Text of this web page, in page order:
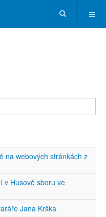
na webových stránkách z
v Husově sboru ve
Jana Krška